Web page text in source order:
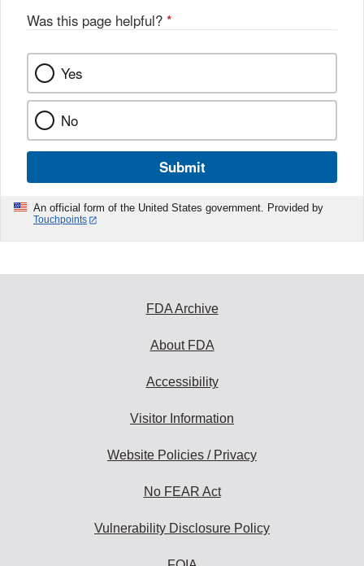
Was this page helpful? *
Yes
No
Submit
An official form of the United States government. Provided by
Touchpoints
FDA Archive
About FDA
Accessibility
Visitor Information
Website Policies / Privacy
No FEAR Act
Vulnerability Disclosure Policy